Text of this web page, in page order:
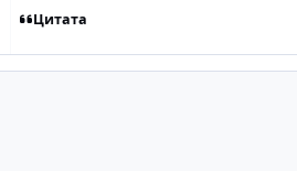
Цитата